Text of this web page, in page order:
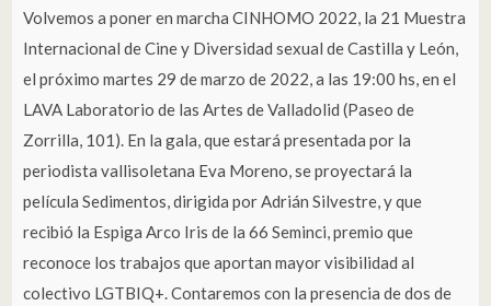
Volvemos a poner en marcha CINHOMO 2022, la 21 Muestra
Internacional de Cine y Diversidad sexual de Castilla y León,
el próximo martes 29 de marzo de 2022, a las 19:00 hs, en el
LAVA Laboratorio de las Artes de Valladolid (Paseo de
Zorrilla, 101). En la gala, que estará presentada por la
periodista vallisoletana Eva Moreno, se proyectará la
película Sedimentos, dirigida por Adrián Silvestre, y que
recibió la Espiga Arco Iris de la 66 Seminci, premio que
reconoce los trabajos que aportan mayor visibilidad al
colectivo LGTBIQ+. Contaremos con la presencia de dos de